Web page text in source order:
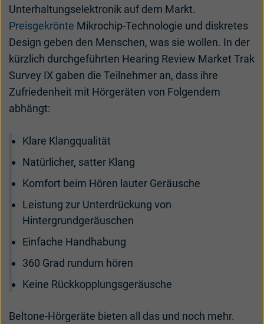
Unterhaltungselektronik auf dem Markt.
Preisgekrönte Mikrochip-Technologie und diskretes
Design geben den Menschen, was sie wollen. In der
kürzlich durchgeführten Hearing Review Market Trak
Survey IX gaben die Teilnehmer an, dass ihre
Zufriedenheit mit Hörgeräten von Folgendem
abhängt:
Klare Klangqualität
Natürlicher, satter Klang
Komfort beim Hören lauter Geräusche
Leistung zur Unterdrückung von
Hintergrundgeräuschen
Einfache Handhabung
360 Grad rundum hören
Keine Rückkopplungsgeräusche
Beltone-Hörgeräte bieten all das und noch mehr.